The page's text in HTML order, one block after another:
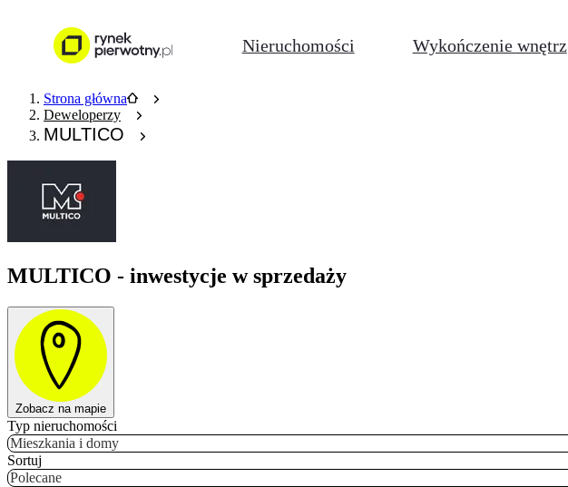
Nieruchomości Wykończenie wnętrz
Strona główna
Deweloperzy
MULTICO
MULTICO - inwestycje w sprzedaży
Zobacz na mapie
Typ nieruchomości
Mieszkania i domy
Sortuj
Polecane